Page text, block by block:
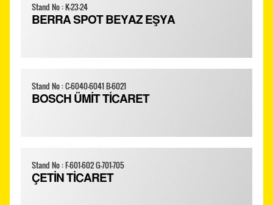
Stand No : K-23-24
BERRA SPOT BEYAZ EŞYA
Stand No : C-6040-6041 B-6021
BOSCH ÜMİT TİCARET
Stand No : F-601-602 G-701-705
ÇETİN TİCARET